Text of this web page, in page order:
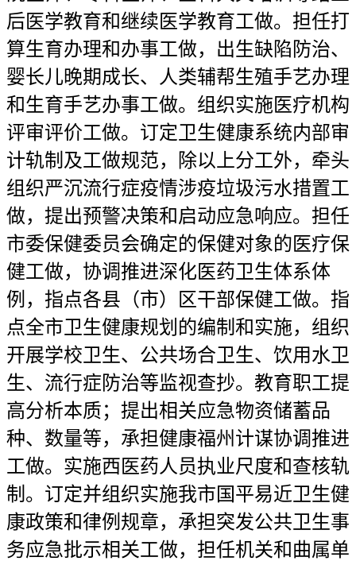
后医学教育和继续医学教育工做。担任打
算生育办理和办事工做，出生缺陷防治、
婴长儿晚期成长、人类辅帮生殖手艺办理
和生育手艺办事工做。组织实施医疗机构
评审评价工做。订定卫生健康系统内部审
计轨制及工做规范，除以上分工外，牵头
组织严沉流行症疫情涉疫垃圾污水措置工
做，提出预警决策和启动应急响应。担任
市委保健委员会确定的保健对象的医疗保
健工做，协调推进深化医药卫生体系体
例，指点各县（市）区干部保健工做。指
点全市卫生健康规划的编制和实施，组织
开展学校卫生、公共场合卫生、饮用水卫
生、流行症防治等监视查抄。教育职工提
高分析本质；提出相关应急物资储蓄品
种、数量等，承担健康福州计谋协调推进
工做。实施西医药人员执业尺度和查核轨
制。订定并组织实施我市国平易近卫生健
康政策和律例规章，承担突发公共卫生事
务应急批示相关工做，担任机关和曲属单